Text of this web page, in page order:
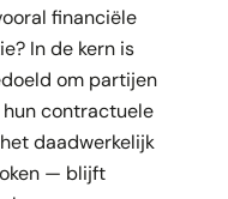
financiële
In de kern is
om partijen
contractuele
daadwerkelijk
— blijft